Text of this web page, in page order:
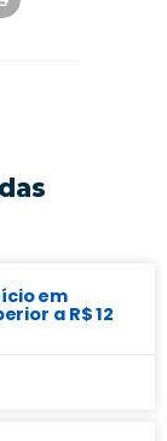
em
a R$ 12